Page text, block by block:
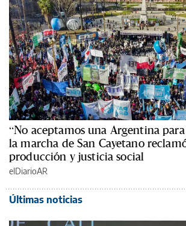
“No aceptamos una Argentina
la marcha de San Cayetano
producción y justicia social
elDiarioAR
Últimas noticias